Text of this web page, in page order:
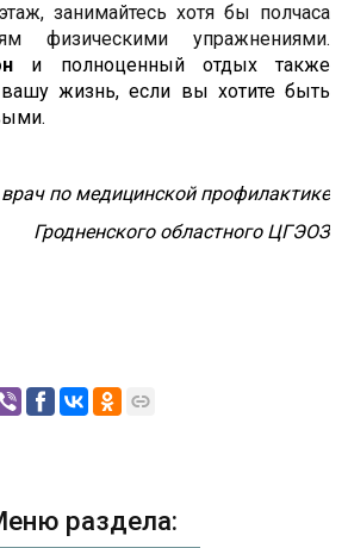
занимайтесь хотя бы полчаса
физическими упражнениями.
и полноценный отдых также
жизнь, если вы хотите быть
по медицинской профилактике
Гродненского областного ЦГЭОЗ
раздела: